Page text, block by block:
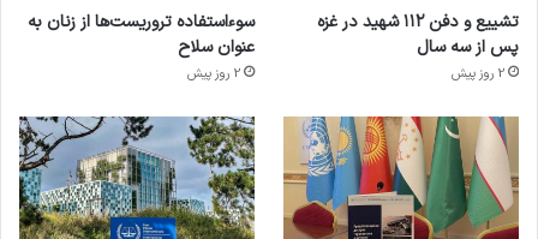
تشییع و دفن ۱۱۲ شهید در غزه
پس از سه سال
2 روز پیش
سوءاستفاده تروریست‌ها از زنان به
عنوان سلاح
2 روز پیش